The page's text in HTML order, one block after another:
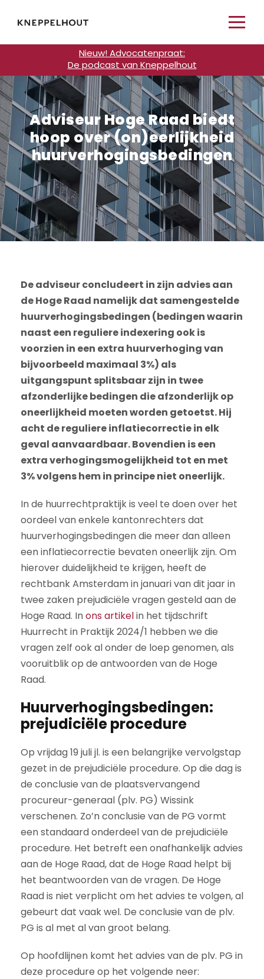
Nieuw! Advocatenpraat:
De podcast van Kneppelhout
Adviseur Hoge Raad biedt
hoop over (on)eerlijkheid
huurverhogingsbedingen
De adviseur concludeert in zijn advies aan
de Hoge Raad namelijk dat samengestelde
huurverhogingsbedingen (bedingen waarin
naast een reguliere indexering ook is
voorzien in een extra huurverhoging van
bijvoorbeeld maximaal 3%) als
uitgangspunt splitsbaar zijn in twee
afzonderlijke bedingen die afzonderlijk op
oneerlijkheid moeten worden getoetst. Hij
acht de reguliere inflatiecorrectie in elk
geval aanvaardbaar. Bovendien is een
extra verhogingsmogelijkheid tot en met
3% volgens hem in principe niet oneerlijk.
In de huurrechtpraktijk is veel te doen over het
oordeel van enkele kantonrechters dat
huurverhogingsbedingen die meer dan alleen
een inflatiecorrectie bevaten oneerlijk zijn. Om
hierover duidelijkheid te krijgen, heeft de
rechtbank Amsterdam in januari van dit jaar in
twee zaken prejudiciële vragen gesteld aan de
Hoge Raad. Inons artikelin het tijdschrift
Huurrecht in Praktijk 2024/1 hebben we die
vragen zelf ook al onder de loep genomen, als
vooruitblik op de antwoorden van de Hoge
Raad.
Huurverhogingsbedingen:
prejudiciële procedure
Op vrijdag 19 juli jl. is een belangrijke vervolgstap
gezet in de prejudiciële procedure. Op die dag is
de conclusie van de plaatsvervangend
procureur-generaal (plv. PG) Wissink
verschenen. Zo’n conclusie van de PG vormt
een standaard onderdeel van de prejudiciële
procedure. Het betreft een onafhankelijk advies
aan de Hoge Raad, dat de Hoge Raad helpt bij
het beantwoorden van de vragen. De Hoge
Raad is niet verplicht om het advies te volgen, al
gebeurt dat vaak wel. De conclusie van de plv.
PG is al met al van groot belang.
Op hoofdlijnen komt het advies van de plv. PG in
deze procedure op het volgende neer: